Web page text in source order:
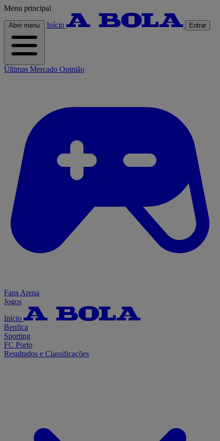
Menu principal
Abrir menu Início Entrar
Últimas Mercado Opinião
Fans Arena
Jogos
Início
Benfica
Sporting
FC Porto
Resultados e Classificações